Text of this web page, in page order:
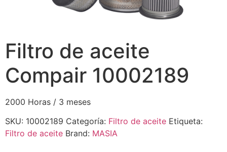
Filtro de aceite
Compair 10002189
2000 Horas / 3 meses
SKU: 10002189 Categoría: Filtro de aceite Etiqueta:
Filtro de aceite Brand: MASIA